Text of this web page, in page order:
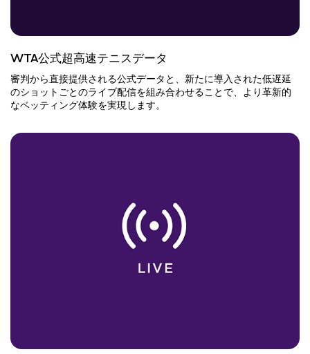
WTA公式超高速テニスデータ
審判から直接提供される公式データと、新たに導入された低遅延
のショットごとのライブ配信を組み合わせることで、より革新的
なベッティング体験を実現します。